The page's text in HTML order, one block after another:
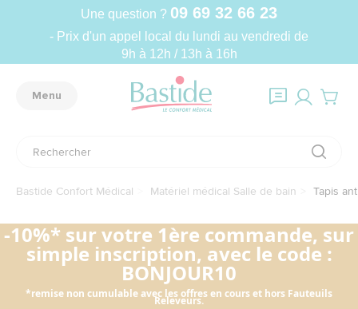
Une question ? 09 69 32 66 23
- Prix d'un appel local du lundi au vendredi de
9h à 12h / 13h à 16h
Menu
Bastide Confort Médical Matériel médical Salle de bain Tapis
-10%* sur votre 1ère commande, sur
simple inscription, avec le code :
BONJOUR10
*remise non cumulable avec les offres en cours et hors Fauteuils
Releveurs.